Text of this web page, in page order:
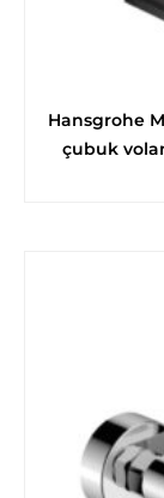
Hansgrohe
çubuk